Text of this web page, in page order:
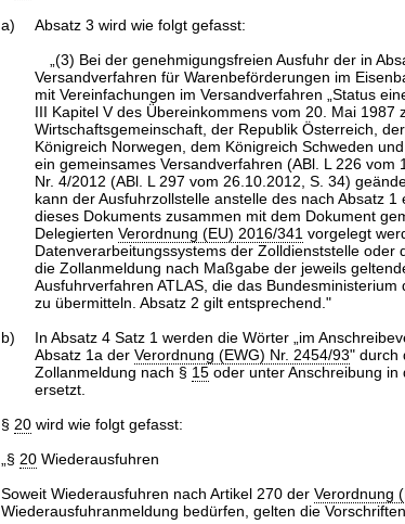
a)
Absatz 3 wird wie folgt gefasst:
„(3) Bei der genehmigungsfreien Ausfuhr der in
Versandverfahren für Warenbeförderungen im
mit Vereinfachungen im Versandverfahren „Status
III Kapitel V des Übereinkommens vom 20. Mai 1987
Wirtschaftsgemeinschaft, der Republik Österreich,
Königreich Norwegen, dem Königreich Schweden
ein gemeinsames Versandverfahren (ABl. L 226
Nr. 4/2012 (ABl. L 297 vom 26.10.2012, S. 34)
kann der Ausfuhrzollstelle anstelle des nach Absatz
dieses Dokuments zusammen mit dem Dokument
Delegierten Verordnung (EU) 2016/341 vorgelegt
Datenverarbeitungssystems der Zolldienststelle oder
die Zollanmeldung nach Maßgabe der jeweils
Ausfuhrverfahren ATLAS, die das
zu übermitteln. Absatz 2 gilt entsprechend."
b)
In Absatz 4 Satz 1 werden die Wörter „im
Absatz 1a der Verordnung (EWG) Nr. 2454/93" durch
Zollanmeldung nach § 15oder unter Anschreibung in
ersetzt.
§ 20wird wie folgt gefasst:
„§ 20Wiederausfuhren
Soweit Wiederausfuhren nach Artikel 270 der Verordnung
Wiederausfuhranmeldung bedürfen, gelten die